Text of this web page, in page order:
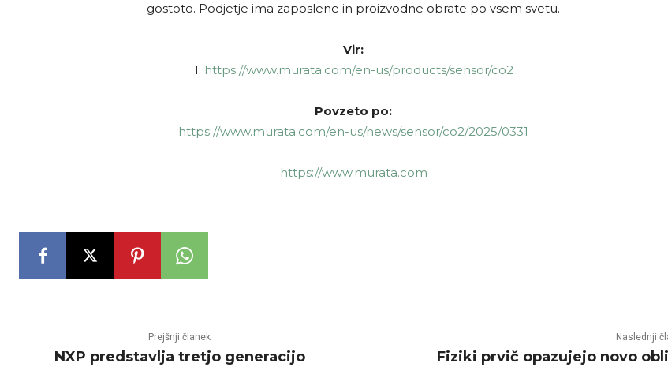
gostoto. Podjetje ima zaposlene in proizvodne obrate po vsem svetu.
Vir:
1: https://www.murata.com/en-us/products/sensor/co2
Povzeto po:
https://www.murata.com/en-us/news/sensor/co2/2025/0331
https://www.murata.com
Prejšnji članek
NXP predstavlja tretjo generacijo
Naslednji
Fiziki prvič opazujejo novo